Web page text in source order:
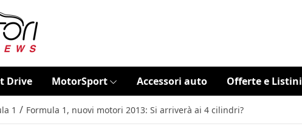
Drive MotorSport Accessori auto Offerte e Listini
1 / Formula 1, nuovi motori 2013: Si arriverà ai 4 cilindri?